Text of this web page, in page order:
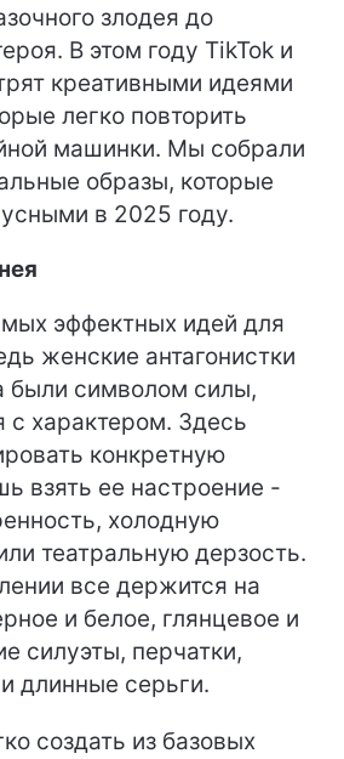
злодея до
В этом году TikTok и
креативными идеями
легко повторить
машинки. Мы собрали
образы, которые
в 2025 году.
эффектных идей для
женские антагонистки
были символом силы,
характером. Здесь
конкретную
взять ее настроение -
холодную
театральную дерзость.
все держится на
и белое, глянцевое и
силуэты, перчатки,
длинные серьги.
создать из базовых